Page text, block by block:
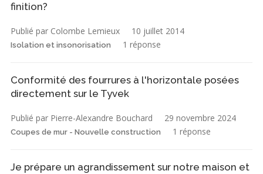
finition?
Publié par Colombe Lemieux 10 juillet 2014
Isolation et insonorisation 1 réponse
Conformité des fourrures à l'horizontale posées
directement sur le Tyvek
Publié par Pierre-Alexandre Bouchard 29 novembre 2024
Coupes de mur - Nouvelle construction 1 réponse
Je prépare un agrandissement sur notre maison et